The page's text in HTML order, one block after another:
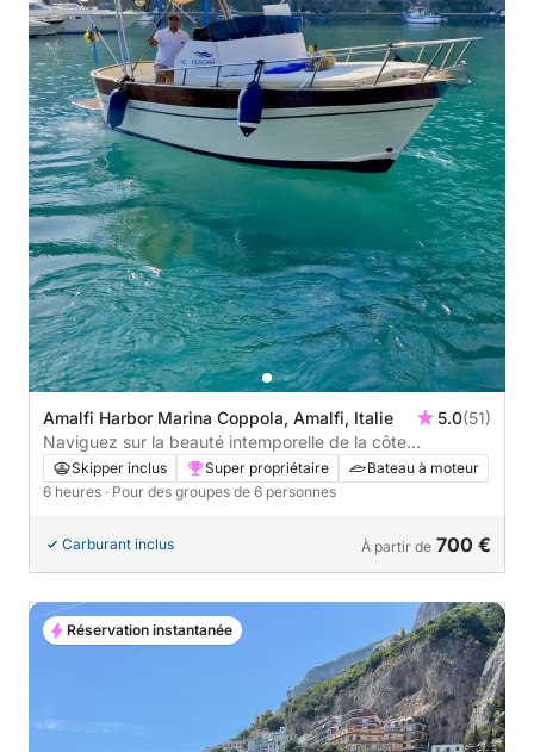
Amalfi Harbor Marina Coppola, Amalfi, Italie 5.0(51)
Naviguez sur la beauté intemporelle de la côte
amalfitaine
Skipper inclus Super propriétaire
Bateau à moteur
6 heures · Pour des groupes de 6 personnes
Carburant inclus À partir de 700 €
Réservation instantanée